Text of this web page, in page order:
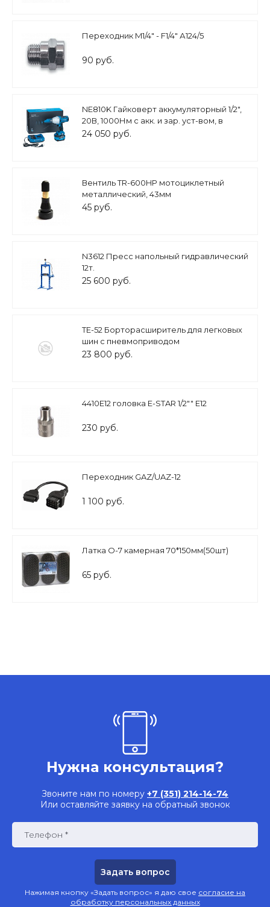
Переходник M1/4" - F1/4" А124/5
90 руб.
NE810K Гайковерт аккумуляторный 1/2",
20В, 1000Нм с акк. и зар. уст-вом, в
кейсе
24 050 руб.
Вентиль TR-600HP мотоциклетный
металлический, 43мм
45 руб.
N3612 Пресс напольный гидравлический
12т.
25 600 руб.
TE-52 Борторасширитель для легковых
шин с пневмоприводом
23 800 руб.
4410Е12 головка E-STAR 1/2"" Е12
230 руб.
Переходник GAZ/UAZ-12
1 100 руб.
Латка О-7 камерная 70*150мм(50шт)
65 руб.
Нужна консультация?
Звоните нам по номеру +7 (351) 214-14-74
Или оставляйте заявку на обратный звонок
Телефон *
Нажимая кнопку «Задать вопрос» я даю свое согласие на
обработку персональных данных